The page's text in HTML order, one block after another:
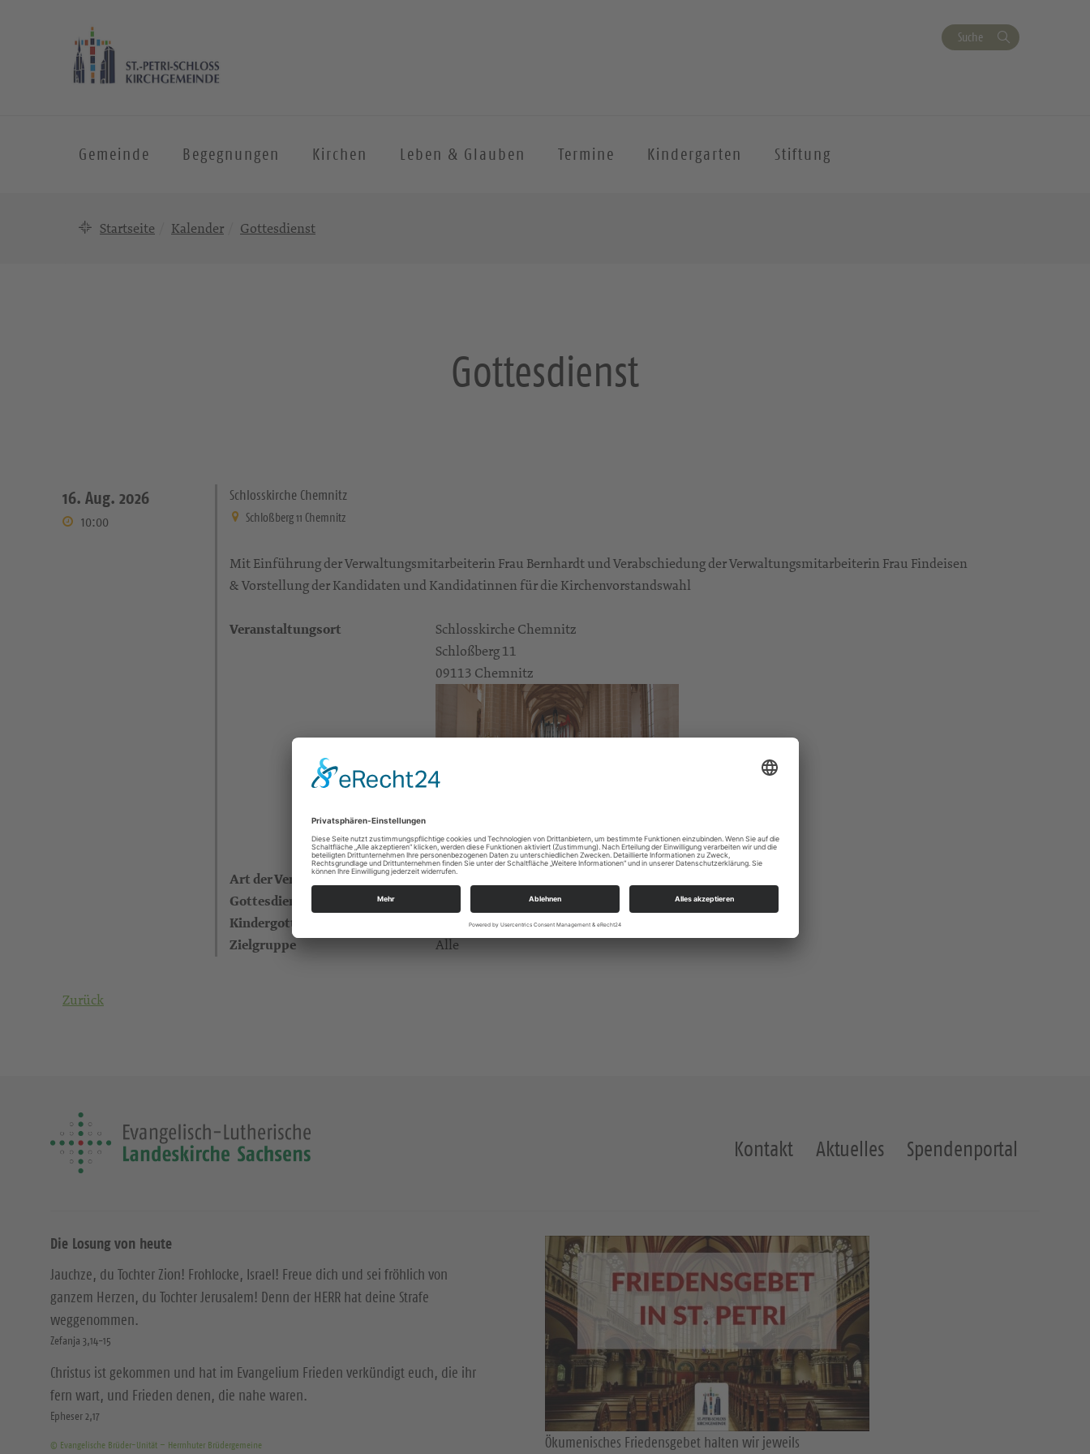
Suche
Gemeinde Begegnungen Kirchen Leben & Glauben Termine Kindergarten Stiftung
Startseite Kalender Gottesdienst
Gottesdienst
16. Aug. 2026
10:00
Schlosskirche Chemnitz
Schloßberg 11 Chemnitz
Mit Einführung der Verwaltungsmitarbeiterin Frau Bernhardt und Verabschiedung der Verwaltungsmitarbeiterin Frau Findeisen
& Vorstellung der Kandidaten und Kandidatinnen für die Kirchenvorstandswahl
Veranstaltungsort
Schlosskirche Chemnitz
Schloßberg 11
09113 Chemnitz
Art der Veranstaltung Gottesdienste
Gottesdienstleitende Superintendent Frank Manneschmidt
Kindergottesdienst mit Kindergottesdienst
Zielgruppe Alle
Zurück
Kontakt Aktuelles Spendenportal
Die Losung von heute
Jauchze, du Tochter Zion! Frohlocke, Israel! Freue dich und sei fröhlich von
ganzem Herzen, du Tochter Jerusalem! Denn der HERR hat deine Strafe
weggenommen.
Zefanja 3,14-15
Christus ist gekommen und hat im Evangelium Frieden verkündigt euch, die ihr
fern wart, und Frieden denen, die nahe waren.
Epheser 2,17
© Evangelische Brüder-Unität – Herrnhuter Brüdergemeine Ökumenisches Friedensgebet halten wir jeweils